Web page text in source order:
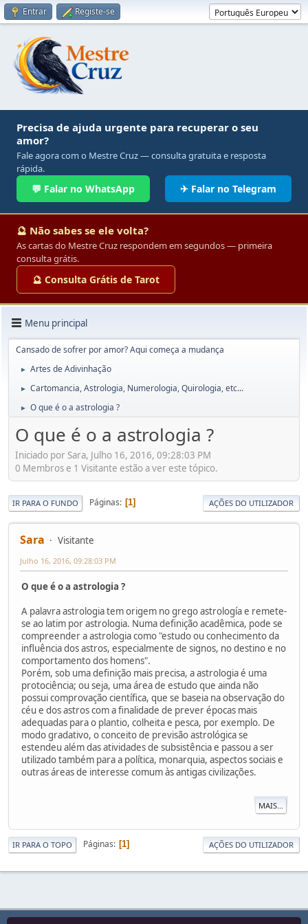
Entrar Registe-se
Precisa de ajuda urgente para recuperar o seu
amor?
Fale agora com o Mestre Cruz — consulta gratuita e resposta
rápida.
💬 Falar no WhatsApp ✈ Falar no Telegram
🔮 Não sabes se ele volta?
As cartas do Mestre Cruz respondem em segundos — primeira
consulta grátis.
🔮 Consulta Grátis de Tarot
Menu principal
Cansado de sofrer por amor? Aqui começa a mudança
► Artes de Adivinhação
► Cartomancia, Astrologia, Numerologia, Quirologia, etc...
► O que é o a astrologia ?
O que é o a astrologia ?
Iniciado por Sara, Julho 16, 2016, 09:28:03 PM
0 Membros e 1 Visitante estão a ver este tópico.
IR PARA O FUNDO Páginas 1 AÇÕES DO UTILIZADOR
Sara Visitante
Julho 16, 2016, 09:28:03 PM
O que é o a astrologia ?
A palavra astrologia tem origem no grego astrología e remete-
se ao latim por astrologia. Numa definição acadêmica, pode se
compreender a astrologia como "estudo ou conhecimento da
influência dos astros, especialmente de signos, no destino e no
comportamento dos homens".
Porém, sob uma definição mais precisa, a astrologia é uma
protociência; ou seja, uma área de estudo que ainda não
possui comprovação científica, que se baseia na observação do
céu e dos astros com a finalidade de prever épocas mais
adequadas para o plantio, colheita e pesca, por exemplo. De
modo gradativo, o conceito de previsão astrológica se
estendeu além das atividades de subsistência e passou a ser
utilizado também para a política, monarquia, aspectos sociais e
outras áreas de interesse comum às antigas civilizações.
MAIS...
IR PARA O TOPO Páginas 1 AÇÕES DO UTILIZADOR